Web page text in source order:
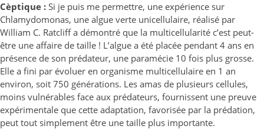
Cèptique : Si je puis me permettre, une expérience sur
Chlamydomonas, une algue verte unicellulaire, réalisé par
William C. Ratcliff a démontré que la multicellularité c’est peut-
être une affaire de taille ! L’algue a été placée pendant 4 ans en
présence de son prédateur, une paramécie 10 fois plus grosse.
Elle a fini par évoluer en organisme multicellulaire en 1 an
environ, soit 750 générations. Les amas de plusieurs cellules,
moins vulnérables face aux prédateurs, fournissent une preuve
expérimentale que cette adaptation, favorisée par la prédation,
peut tout simplement être une taille plus importante.